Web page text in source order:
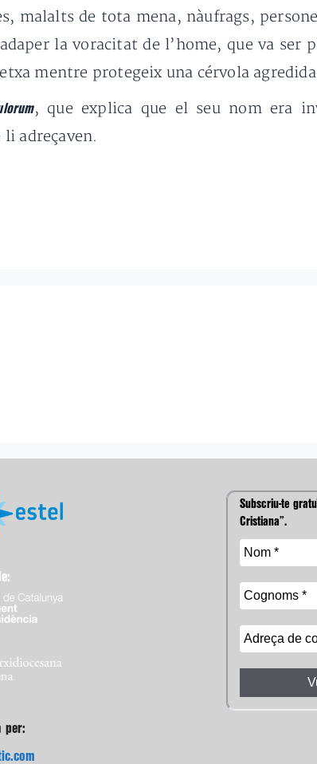
malalts de tota mena, nàufrags,
la voracitat de l’home, que va ser
mentre protegeix una cérvola
, que explica que el seu nom era
li adreçaven.
per:
Subscriu-te
Cristiana”.